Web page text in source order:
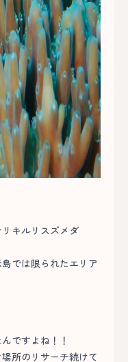
キルリスズメダ
では限られたエリア
ですよね！！
所のリサーチ続けて